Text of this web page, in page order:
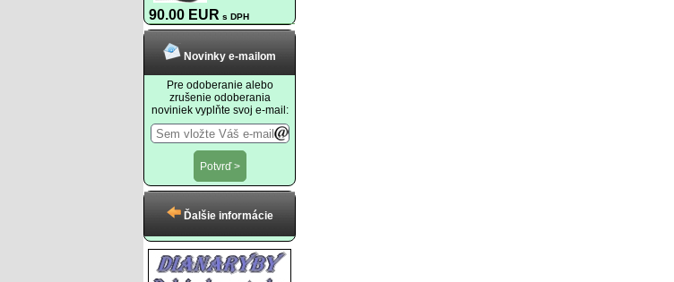
90.00 EUR s DPH
Novinky e-mailom
Pre odoberanie alebo
zrušenie odoberania
noviniek vyplňte svoj e-mail:
Ďalšie informácie